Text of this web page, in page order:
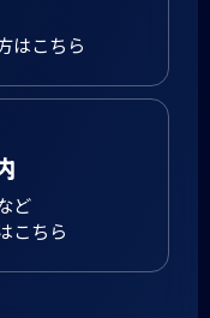
はこちら
ど
こちら